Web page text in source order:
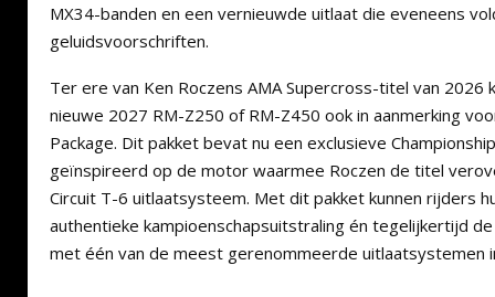
MX34-banden en een vernieuwde uitlaat die eveneens
geluidsvoorschriften.
Ter ere van Ken Roczens AMA Supercross-titel van 2026
nieuwe 2027 RM-Z250 of RM-Z450 ook in aanmerking
Package. Dit pakket bevat nu een exclusieve
geïnspireerd op de motor waarmee Roczen de titel
Circuit T-6 uitlaatsysteem. Met dit pakket kunnen rijders
authentieke kampioenschapsuitstraling én tegelijkertijd
met één van de meest gerenommeerde uitlaatsystemen